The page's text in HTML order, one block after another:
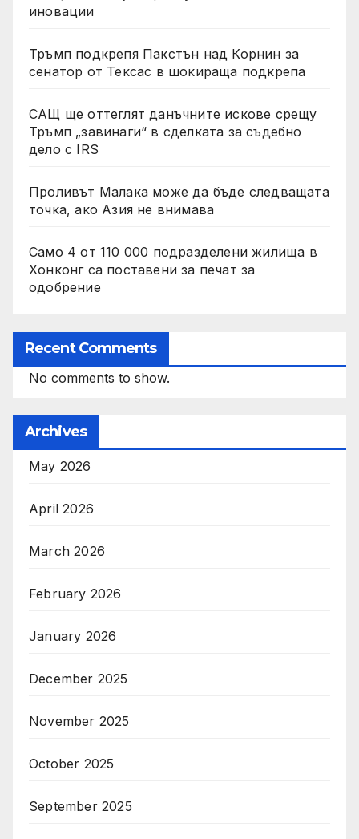
иновации
Тръмп подкрепя Пакстън над Корнин за
сенатор от Тексас в шокираща подкрепа
САЩ ще оттеглят данъчните искове срещу
Тръмп „завинаги“ в сделката за съдебно
дело с IRS
Проливът Малака може да бъде следващата
точка, ако Азия не внимава
Само 4 от 110 000 подразделени жилища в
Хонконг са поставени за печат за
одобрение
Recent Comments
No comments to show.
Archives
May 2026
April 2026
March 2026
February 2026
January 2026
December 2025
November 2025
October 2025
September 2025